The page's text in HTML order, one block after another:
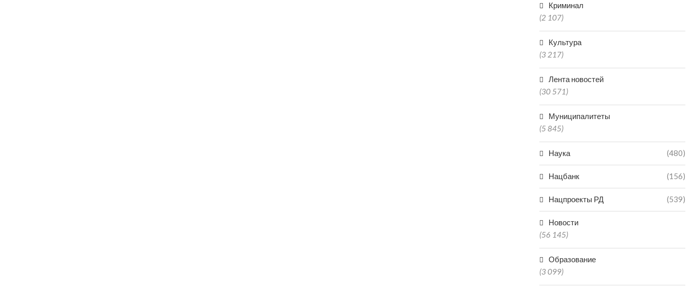
Криминал
(2 107)
Культура
(3 217)
Лента новостей
(30 571)
Муниципалитеты
(5 845)
Наука (480)
Нацбанк (156)
Нацпроекты РД (539)
Новости
(56 145)
Образование
(3 099)